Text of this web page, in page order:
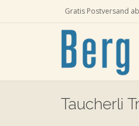
Gratis Postversand
Taucherli